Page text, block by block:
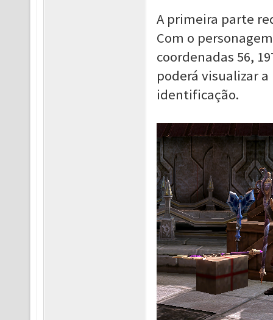
A primeira parte
Com o
coordenadas 56,
poderá visualizar
identificação.